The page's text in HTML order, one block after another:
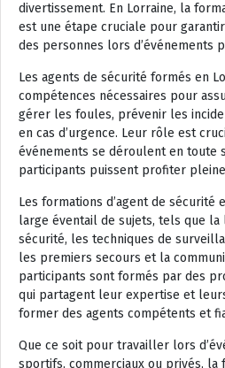
divertissement. En Lorraine, la
est une étape cruciale pour
des personnes lors d’événements
Les agents de sécurité formés en
compétences nécessaires pour
gérer les foules, prévenir les
en cas d’urgence. Leur rôle est
événements se déroulent en toute
participants puissent profiter
Les formations d’agent de sécurité
large éventail de sujets, tels que
sécurité, les techniques de
les premiers secours et la
participants sont formés par des
qui partagent leur expertise et
former des agents compétents et
Que ce soit pour travailler lors
sportifs, commerciaux ou privés, la